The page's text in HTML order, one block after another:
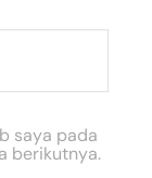
saya pada
berikutnya.